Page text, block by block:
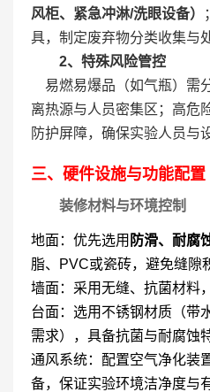
风柜、紧急冲淋/洗眼设备）
具，制定废弃物分类收集与
2、特殊风险管控
易燃易爆品（如气瓶）需
离热源与人员密集区；高危
防护屏障，确保实验人员与
三、硬件设施与功能配置
装修材料与环境控制
地面：优先选用 防滑、耐腐
脂、PVC或瓷砖，避免缝隙
墙面：采用无缝、抗菌材料
台面：选用不锈钢材质（带
需求），具备抗菌与耐腐蚀
通风系统：配置空气净化装
备，保证实验环境洁净度与